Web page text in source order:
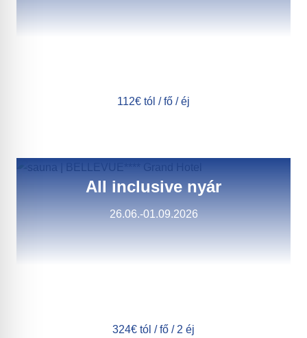
112€ tól / fő / éj
All inclusive nyár
26.06.-01.09.2026
324€ tól / fő / 2 éj